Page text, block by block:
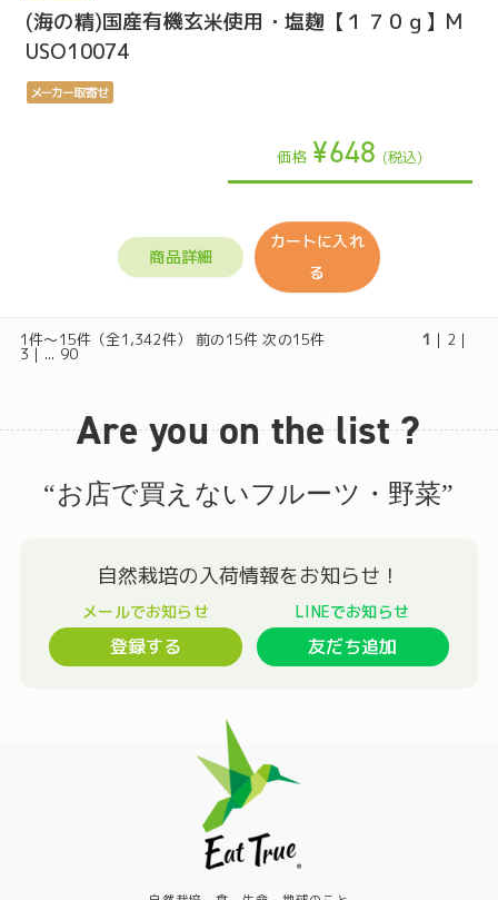
(海の精)国産有機玄米使用・塩麹【１７０ｇ】M
USO10074
価格 ¥648 (税込)
商品詳細
カートに入れ
る
1件～15件（全1,342件） 前の15件次の15件 1 | 2 |
3 | ... 90
Are you on the list ?
“お店で買えないフルーツ・野菜”
登録する 友だち追加